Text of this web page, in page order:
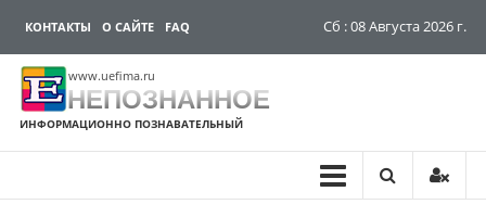
КОНТАКТЫ О САЙТЕ FAQ Сб : 08 Августа 2026 г.
www.uefima.ru
НЕПОЗНАННОЕ
ИНФОРМАЦИОННО ПОЗНАВАТЕЛЬНЫЙ